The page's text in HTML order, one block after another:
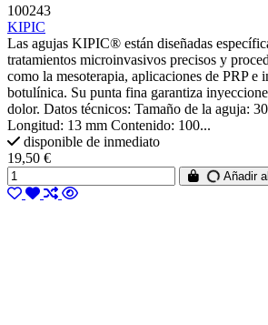
100243
KIPIC
Las agujas KIPIC® están diseñadas
tratamientos microinvasivos precisos y
como la mesoterapia, aplicaciones de PRP e
botulínica. Su punta fina garantiza
dolor. Datos técnicos: Tamaño de la aguja:
Longitud: 13 mm Contenido: 100...
disponible de inmediato
19,50 €
Añadir